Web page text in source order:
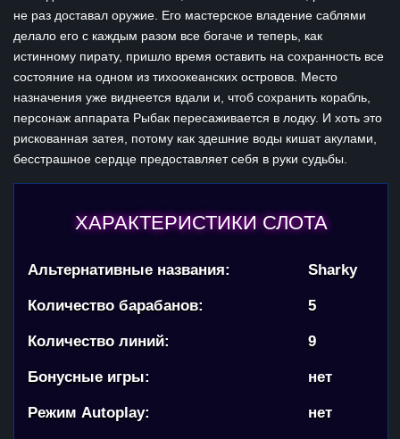
не раз доставал оружие. Его мастерское владение саблями
делало его с каждым разом все богаче и теперь, как
истинному пирату, пришло время оставить на сохранность все
состояние на одном из тихоокеанских островов. Место
назначения уже виднеется вдали и, чтоб сохранить корабль,
персонаж аппарата Рыбак пересаживается в лодку. И хоть это
рискованная затея, потому как здешние воды кишат акулами,
бесстрашное сердце предоставляет себя в руки судьбы.
ХАРАКТЕРИСТИКИ СЛОТА
Альтернативные названия: Sharky
Количество барабанов: 5
Количество линий: 9
Бонусные игры: нет
Режим Autoplay: нет